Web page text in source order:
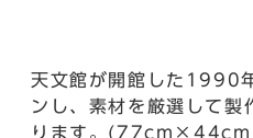
天文館が開館した1990
ンし、素材を厳選して製
ります。